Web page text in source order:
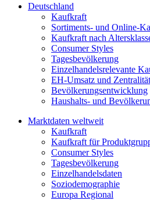
Deutschland
Kaufkraft
Sortiments- und Online-
Kaufkraft nach
Consumer Styles
Tagesbevölkerung
Einzelhandelsrelevante
EH-Umsatz und Zentralität
Bevölkerungsentwicklung
Haushalts- und
Marktdaten weltweit
Kaufkraft
Kaufkraft für
Consumer Styles
Tagesbevölkerung
Einzelhandelsdaten
Soziodemographie
Europa Regional